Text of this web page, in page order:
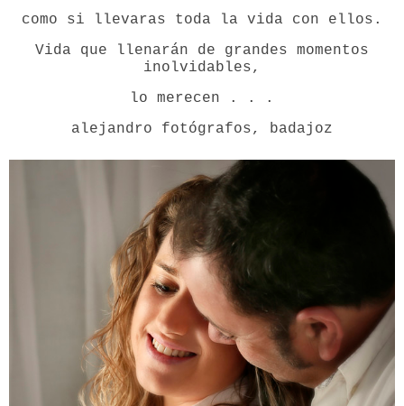
como si llevaras toda la vida con ellos.
Vida que llenarán de grandes momentos
inolvidables,
lo merecen . . .
alejandro fotógrafos, badajoz